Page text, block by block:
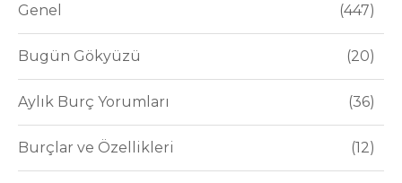
Genel 447
Bugün Gökyüzü 20
Aylık Burç Yorumları 36
Burçlar ve Özellikleri 12